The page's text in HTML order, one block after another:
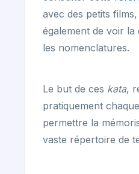
avec des petits
également de voir
les nomenclatures.
Le but de ces kata,
pratiquement
permettre la
vaste répertoire de